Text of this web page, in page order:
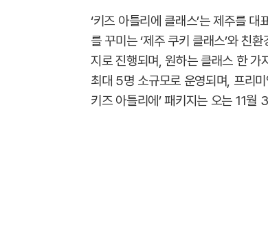
‘키즈 아틀리에 클래스’는 제주를
를 꾸미는 ‘제주 쿠키 클래스’와 친
지로 진행되며, 원하는 클래스 한 가
최대 5명 소규모로 운영되며, 프리
키즈 아틀리에’ 패키지는 오는 11월